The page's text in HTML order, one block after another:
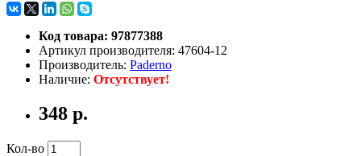
Код товара: 97877388
Артикул производителя: 47604-12
Производитель: Paderno
Наличие: Отсутствует!
348 р.
Кол-во